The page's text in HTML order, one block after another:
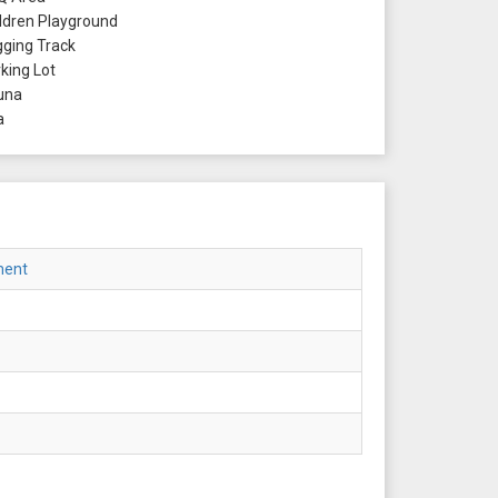
Playground
Track
Lot